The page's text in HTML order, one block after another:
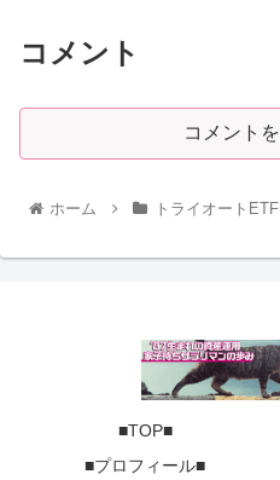
コメント
コメント
ホーム トライオートETF
■TOP■
■プロフィール■